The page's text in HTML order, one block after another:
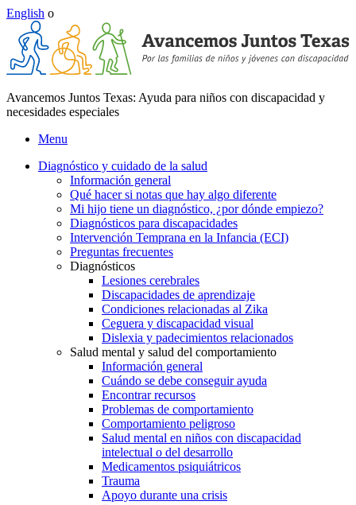
English o
Avancemos Juntos Texas: Ayuda para niños con discapacidad y
necesidades especiales
Menu
Diagnóstico y cuidado de la salud
Información general
Qué hacer si notas que hay algo diferente
Mi hijo tiene un diagnóstico, ¿por dónde empiezo?
Diagnósticos para discapacidades
Intervención Temprana en la Infancia (ECI)
Preguntas frecuentes
Diagnósticos
Lesiones cerebrales
Discapacidades de aprendizaje
Condiciones relacionadas al Zika
Ceguera y discapacidad visual
Dislexia y padecimientos relacionados
Salud mental y salud del comportamiento
Información general
Cuándo se debe conseguir ayuda
Encontrar recursos
Problemas de comportamiento
Comportamiento peligroso
Salud mental en niños con discapacidad
intelectual o del desarrollo
Medicamentos psiquiátricos
Trauma
Apoyo durante una crisis